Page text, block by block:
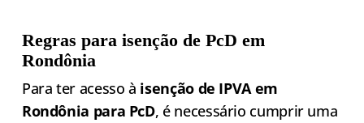
Regras para isenção de PcD em
Rondônia
Para ter acesso à isenção de IPVA em
Rondônia para PcD, é necessário cumprir uma